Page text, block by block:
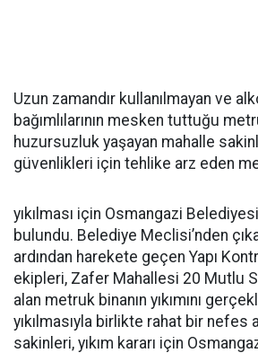
Uzun zamandır kullanılmayan ve
bağımlılarının mesken tuttuğu
huzursuzluk yaşayan mahalle
güvenlikleri için tehlike arz eden
yıkılması için Osmangazi
bulundu. Belediye Meclisi’nden
ardından harekete geçen Yapı
ekipleri, Zafer Mahallesi 20 Mutlu
alan metruk binanın yıkımını
yıkılmasıyla birlikte rahat bir nefes
sakinleri, yıkım kararı için